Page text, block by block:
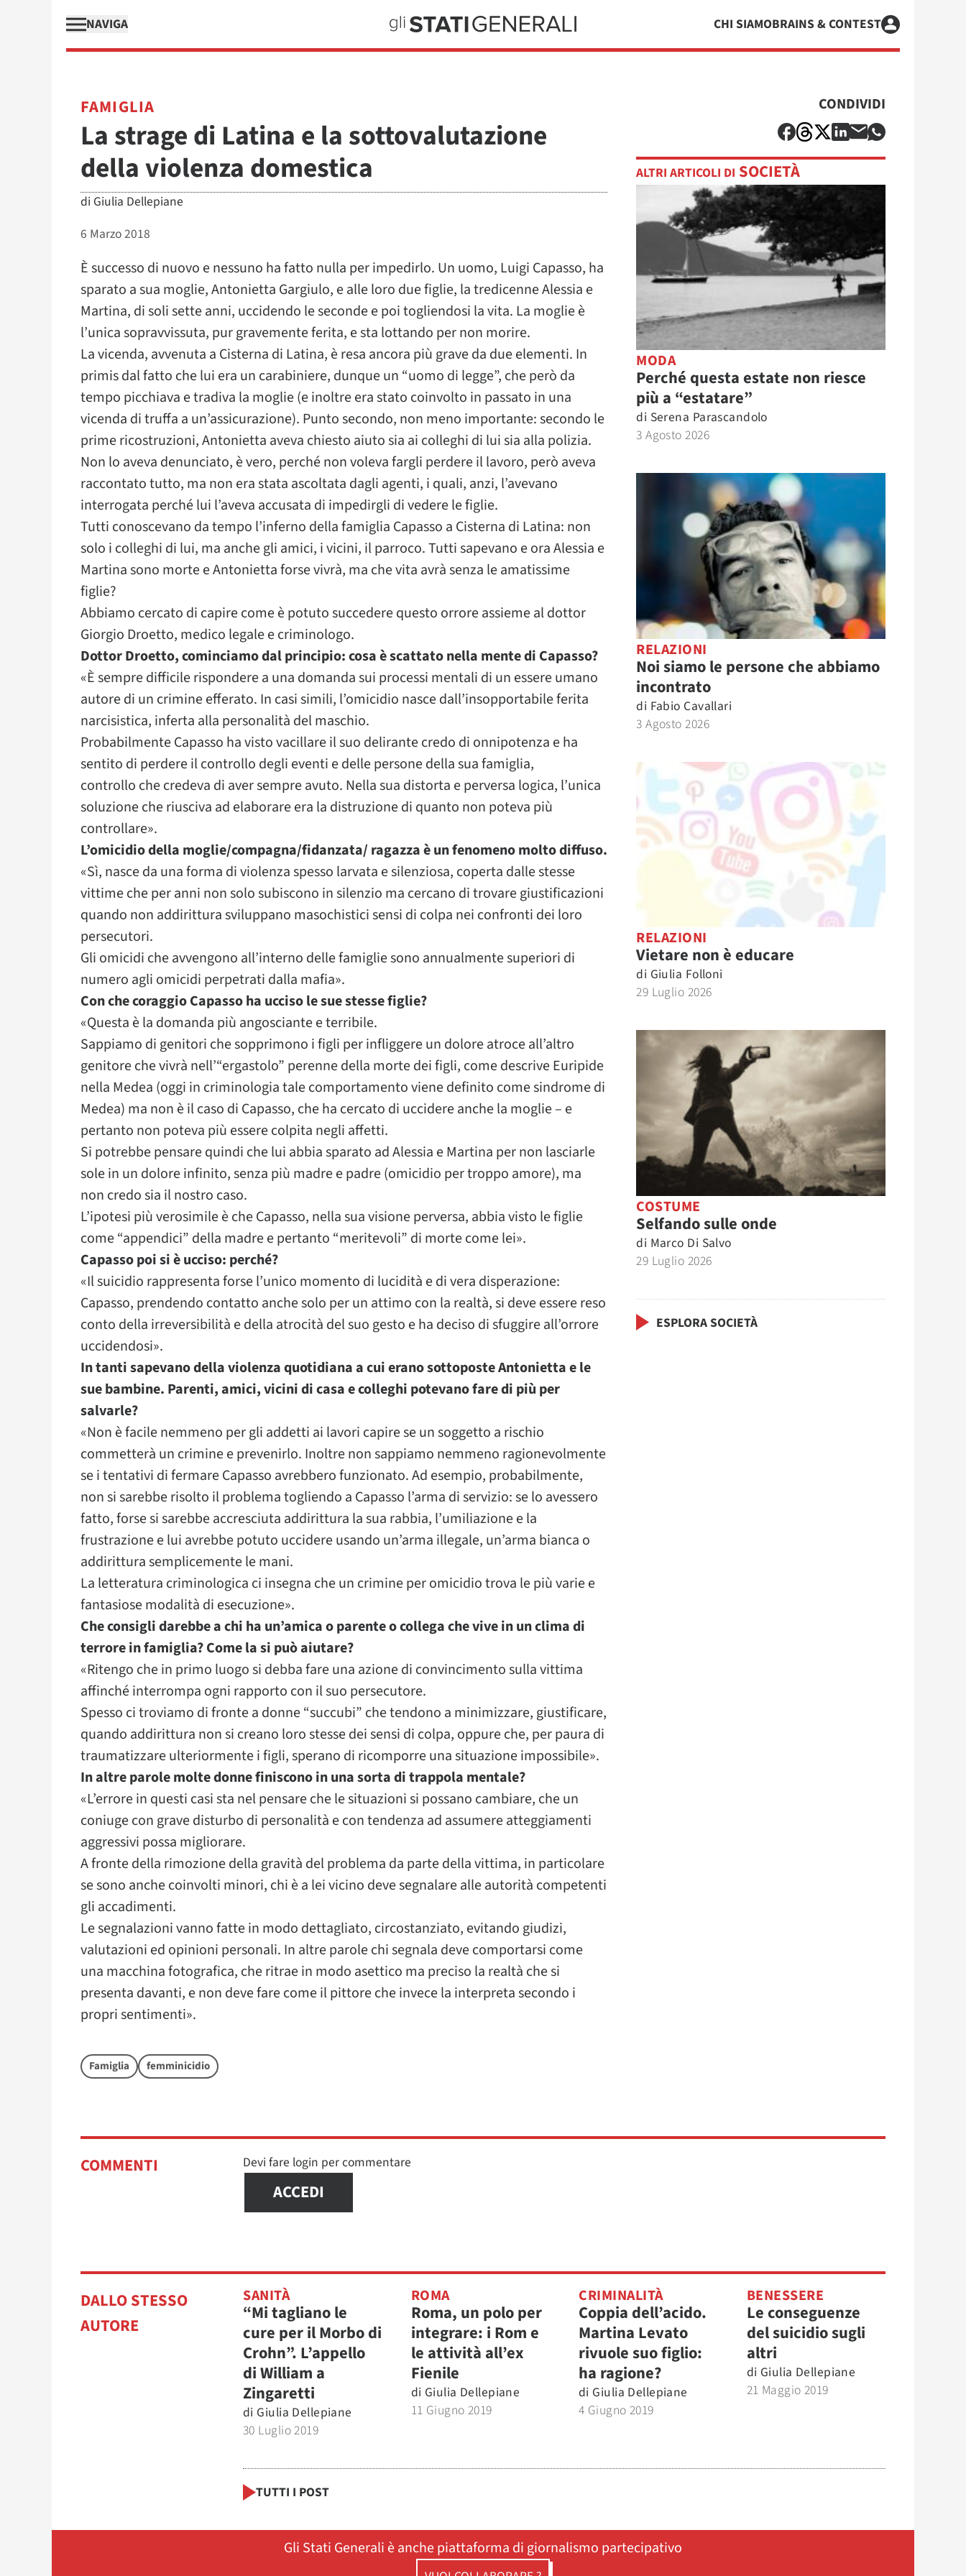
NAVIGA CHI SIAMOBRAINS & CONTEST
FAMIGLIA
La strage di Latina e la sottovalutazione
della violenza domestica
di Giulia Dellepiane
6 Marzo 2018
È successo di nuovo e nessuno ha fatto nulla per impedirlo. Un uomo, Luigi Capasso, ha
sparato a sua moglie, Antonietta Gargiulo, e alle loro due figlie, la tredicenne Alessia e
Martina, di soli sette anni, uccidendo le seconde e poi togliendosi la vita. La moglie è
l’unica sopravvissuta, pur gravemente ferita, e sta lottando per non morire.
La vicenda, avvenuta a Cisterna di Latina, è resa ancora più grave da due elementi. In
primis dal fatto che lui era un carabiniere, dunque un “uomo di legge”, che però da
tempo picchiava e tradiva la moglie (e inoltre era stato coinvolto in passato in una
vicenda di truffa a un’assicurazione). Punto secondo, non meno importante: secondo le
prime ricostruzioni, Antonietta aveva chiesto aiuto sia ai colleghi di lui sia alla polizia.
Non lo aveva denunciato, è vero, perché non voleva fargli perdere il lavoro, però aveva
raccontato tutto, ma non era stata ascoltata dagli agenti, i quali, anzi, l’avevano
interrogata perché lui l’aveva accusata di impedirgli di vedere le figlie.
Tutti conoscevano da tempo l’inferno della famiglia Capasso a Cisterna di Latina: non
solo i colleghi di lui, ma anche gli amici, i vicini, il parroco. Tutti sapevano e ora Alessia e
Martina sono morte e Antonietta forse vivrà, ma che vita avrà senza le amatissime
figlie?
Abbiamo cercato di capire come è potuto succedere questo orrore assieme al dottor
Giorgio Droetto, medico legale e criminologo.
Dottor Droetto, cominciamo dal principio: cosa è scattato nella mente di Capasso?
«È sempre difficile rispondere a una domanda sui processi mentali di un essere umano
autore di un crimine efferato. In casi simili, l’omicidio nasce dall’insopportabile ferita
narcisistica, inferta alla personalità del maschio.
Probabilmente Capasso ha visto vacillare il suo delirante credo di onnipotenza e ha
sentito di perdere il controllo degli eventi e delle persone della sua famiglia,
controllo che credeva di aver sempre avuto. Nella sua distorta e perversa logica, l’unica
soluzione che riusciva ad elaborare era la distruzione di quanto non poteva più
controllare».
L’omicidio della moglie/compagna/fidanzata/ ragazza è un fenomeno molto diffuso.
«Sì, nasce da una forma di violenza spesso larvata e silenziosa, coperta dalle stesse
vittime che per anni non solo subiscono in silenzio ma cercano di trovare giustificazioni
quando non addirittura sviluppano masochistici sensi di colpa nei confronti dei loro
persecutori.
Gli omicidi che avvengono all’interno delle famiglie sono annualmente superiori di
numero agli omicidi perpetrati dalla mafia».
Con che coraggio Capasso ha ucciso le sue stesse figlie?
«Questa è la domanda più angosciante e terribile.
Sappiamo di genitori che sopprimono i figli per infliggere un dolore atroce all’altro
genitore che vivrà nell’“ergastolo” perenne della morte dei figli, come descrive Euripide
nella Medea (oggi in criminologia tale comportamento viene definito come sindrome di
Medea) ma non è il caso di Capasso, che ha cercato di uccidere anche la moglie – e
pertanto non poteva più essere colpita negli affetti.
Si potrebbe pensare quindi che lui abbia sparato ad Alessia e Martina per non lasciarle
sole in un dolore infinito, senza più madre e padre (omicidio per troppo amore), ma
non credo sia il nostro caso.
L’ipotesi più verosimile è che Capasso, nella sua visione perversa, abbia visto le figlie
come “appendici” della madre e pertanto “meritevoli” di morte come lei».
Capasso poi si è ucciso: perché?
«Il suicidio rappresenta forse l’unico momento di lucidità e di vera disperazione:
Capasso, prendendo contatto anche solo per un attimo con la realtà, si deve essere reso
conto della irreversibilità e della atrocità del suo gesto e ha deciso di sfuggire all’orrore
uccidendosi».
In tanti sapevano della violenza quotidiana a cui erano sottoposte Antonietta e le
sue bambine. Parenti, amici, vicini di casa e colleghi potevano fare di più per
salvarle?
«Non è facile nemmeno per gli addetti ai lavori capire se un soggetto a rischio
commetterà un crimine e prevenirlo. Inoltre non sappiamo nemmeno ragionevolmente
se i tentativi di fermare Capasso avrebbero funzionato. Ad esempio, probabilmente,
non si sarebbe risolto il problema togliendo a Capasso l’arma di servizio: se lo avessero
fatto, forse si sarebbe accresciuta addirittura la sua rabbia, l’umiliazione e la
frustrazione e lui avrebbe potuto uccidere usando un’arma illegale, un’arma bianca o
addirittura semplicemente le mani.
La letteratura criminologica ci insegna che un crimine per omicidio trova le più varie e
fantasiose modalità di esecuzione».
Che consigli darebbe a chi ha un’amica o parente o collega che vive in un clima di
terrore in famiglia? Come la si può aiutare?
«Ritengo che in primo luogo si debba fare una azione di convincimento sulla vittima
affinché interrompa ogni rapporto con il suo persecutore.
Spesso ci troviamo di fronte a donne “succubi” che tendono a minimizzare, giustificare,
quando addirittura non si creano loro stesse dei sensi di colpa, oppure che, per paura di
traumatizzare ulteriormente i figli, sperano di ricomporre una situazione impossibile».
In altre parole molte donne finiscono in una sorta di trappola mentale?
«L’errore in questi casi sta nel pensare che le situazioni si possano cambiare, che un
coniuge con grave disturbo di personalità e con tendenza ad assumere atteggiamenti
aggressivi possa migliorare.
A fronte della rimozione della gravità del problema da parte della vittima, in particolare
se sono anche coinvolti minori, chi è a lei vicino deve segnalare alle autorità competenti
gli accadimenti.
Le segnalazioni vanno fatte in modo dettagliato, circostanziato, evitando giudizi,
valutazioni ed opinioni personali. In altre parole chi segnala deve comportarsi come
una macchina fotografica, che ritrae in modo asettico ma preciso la realtà che si
presenta davanti, e non deve fare come il pittore che invece la interpreta secondo i
propri sentimenti».
Famiglia femminicidio
CONDIVIDI
ALTRI ARTICOLI DI SOCIETÀ
MODA
Perché questa estate non riesce
più a “estatare”
di Serena Parascandolo
3 Agosto 2026
RELAZIONI
Noi siamo le persone che abbiamo
incontrato
di Fabio Cavallari
3 Agosto 2026
RELAZIONI
Vietare non è educare
di Giulia Folloni
29 Luglio 2026
COSTUME
Selfando sulle onde
di Marco Di Salvo
29 Luglio 2026
ESPLORA SOCIETÀ
COMMENTI Devi fare login per commentare
ACCEDI
DALLO STESSO
AUTORE
SANITÀ
“Mi tagliano le
cure per il Morbo di
Crohn”. L’appello
di William a
Zingaretti
di Giulia Dellepiane
30 Luglio 2019
ROMA
Roma, un polo per
integrare: i Rom e
le attività all’ex
Fienile
di Giulia Dellepiane
11 Giugno 2019
CRIMINALITÀ
Coppia dell’acido.
Martina Levato
rivuole suo figlio:
ha ragione?
di Giulia Dellepiane
4 Giugno 2019
BENESSERE
Le conseguenze
del suicidio sugli
altri
di Giulia Dellepiane
21 Maggio 2019
TUTTI I POST
Gli Stati Generali è anche piattaforma di giornalismo partecipativo